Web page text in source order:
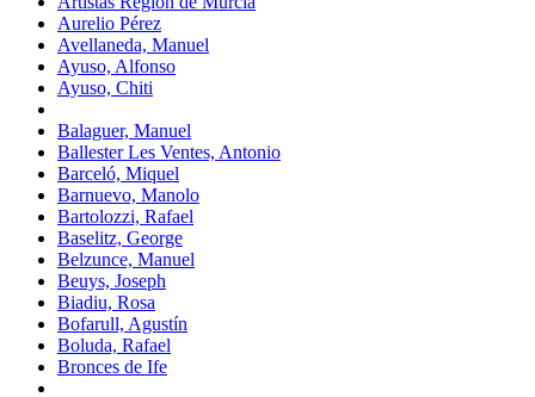
Aurelio Pérez
Avellaneda, Manuel
Ayuso, Alfonso
Ayuso, Chiti
Balaguer, Manuel
Ballester Les Ventes, Antonio
Barceló, Miquel
Barnuevo, Manolo
Bartolozzi, Rafael
Baselitz, George
Belzunce, Manuel
Beuys, Joseph
Biadiu, Rosa
Bofarull, Agustín
Boluda, Rafael
Bronces de Ife